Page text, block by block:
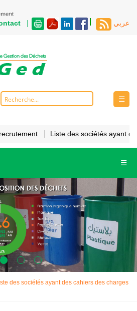
| عربي
☰
Liste des sociétés ayant
☰
des sociétés ayant des cahiers des charges